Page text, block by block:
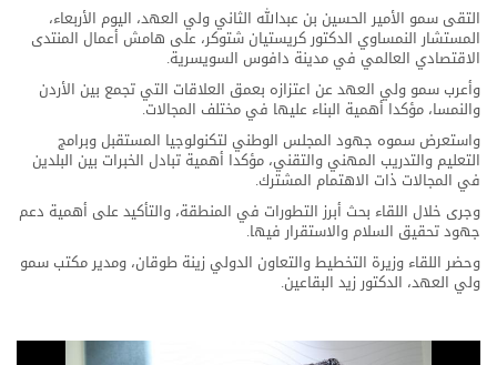
التقى سمو الأمير الحسين بن عبدالله الثاني ولي العهد، اليوم الأربعاء،
المستشار النمساوي الدكتور كريستيان شتوكر، على هامش أعمال المنتدى
الاقتصادي العالمي في مدينة دافوس السويسرية.
وأعرب سمو ولي العهد عن اعتزازه بعمق العلاقات التي تجمع بين الأردن
والنمسا، مؤكدا أهمية البناء عليها في مختلف المجالات.
واستعرض سموه جهود المجلس الوطني لتكنولوجيا المستقبل وبرامج
التعليم والتدريب المهني والتقني، مؤكدا أهمية تبادل الخبرات بين البلدين
في المجالات ذات الاهتمام المشترك.
وجرى خلال اللقاء بحث أبرز التطورات في المنطقة، والتأكيد على أهمية دعم
جهود تحقيق السلام والاستقرار فيها.
وحضر اللقاء وزيرة التخطيط والتعاون الدولي زينة طوقان، ومدير مكتب سمو
ولي العهد، الدكتور زيد البقاعين.